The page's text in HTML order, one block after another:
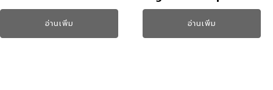
อ่านเพิ่ม อ่านเพิ่ม